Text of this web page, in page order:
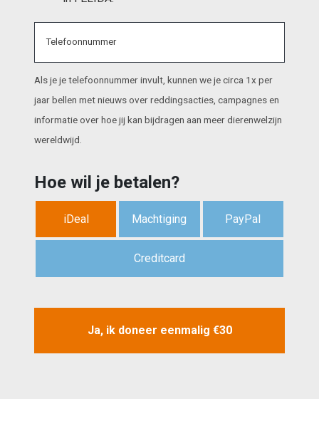
Telefoonnummer
Als je je telefoonnummer invult, kunnen we je circa 1x per
jaar bellen met nieuws over reddingsacties, campagnes en
informatie over hoe jij kan bijdragen aan meer dierenwelzijn
wereldwijd.
Hoe wil je betalen?
iDeal Machtiging PayPal
Creditcard
Ja, ik doneer eenmalig €30